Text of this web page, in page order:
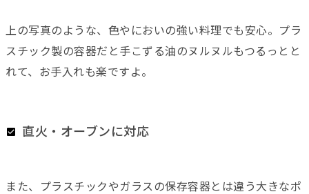
上の写真のような、色やにおいの強い料理でも安心。プラ
スチック製の容器だと手こずる油のヌルヌルもつるっとと
れて、お手入れも楽ですよ。
直火・オーブンに対応
また、プラスチックやガラスの保存容器とは違う大きなポ